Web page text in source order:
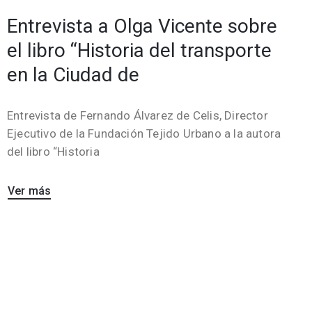
Entrevista a Olga Vicente sobre
el libro “Historia del transporte
en la Ciudad de
Entrevista de Fernando Álvarez de Celis, Director
Ejecutivo de la Fundación Tejido Urbano a la autora
del libro “Historia
Ver más